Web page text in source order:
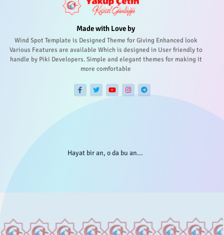
Made with Love by
Wind Spot Template is Designed Theme for Giving Enhanced look
Various Features are available Which is designed in User friendly to
handle by Piki Developers. Simple and elegant themes for making it
more comfortable
Hayat bir an, o da bu an...